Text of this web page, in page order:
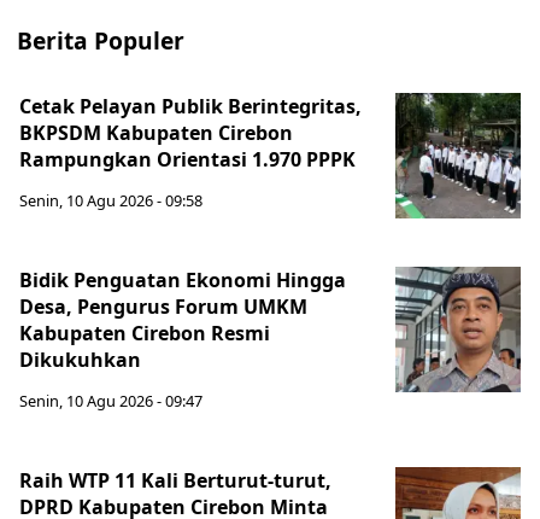
Berita Populer
Cetak Pelayan Publik Berintegritas,
BKPSDM Kabupaten Cirebon
Rampungkan Orientasi 1.970 PPPK
Senin, 10 Agu 2026 - 09:58
Bidik Penguatan Ekonomi Hingga
Desa, Pengurus Forum UMKM
Kabupaten Cirebon Resmi
Dikukuhkan
Senin, 10 Agu 2026 - 09:47
Raih WTP 11 Kali Berturut-turut,
DPRD Kabupaten Cirebon Minta